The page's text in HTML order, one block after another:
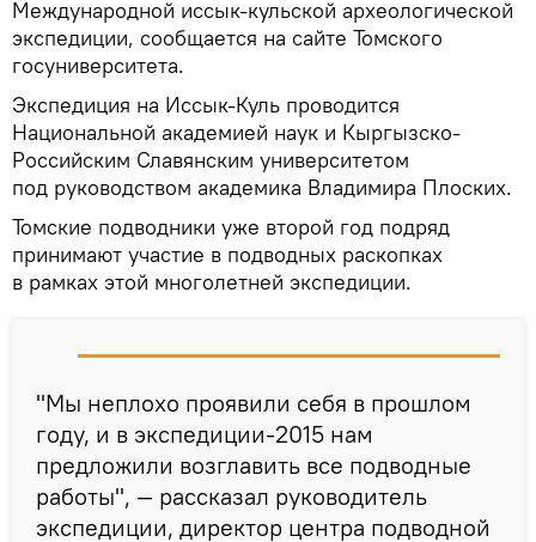
Международной иссык-кульской археологической
экспедиции, сообщается на сайте Томского
госуниверситета.
Экспедиция на Иссык-Куль проводится
Национальной академией наук и Кыргызско-
Российским Славянским университетом
под руководством академика Владимира Плоских.
Томские подводники уже второй год подряд
принимают участие в подводных раскопках
в рамках этой многолетней экспедиции.
"Мы неплохо проявили себя в прошлом
году, и в экспедиции-2015 нам
предложили возглавить все подводные
работы", — рассказал руководитель
экспедиции, директор центра подводной